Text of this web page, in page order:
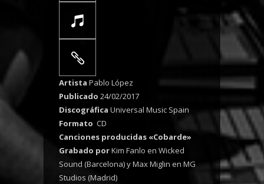
Artista Pablo López
Publicado 24/02/2017
Discográfica Universal Music Spain
Formato CD
Canciones producidas «Cobarde»
Grabado porKim Fanlo en Wicked
Sound (Barcelona) y Max Miglin en MG
Studios (Madrid)